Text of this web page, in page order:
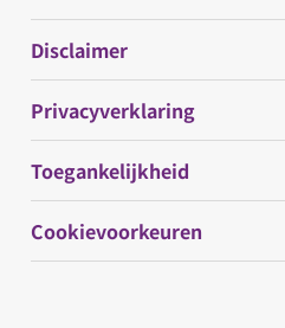
Disclaimer
Privacyverklaring
Toegankelijkheid
Cookievoorkeuren